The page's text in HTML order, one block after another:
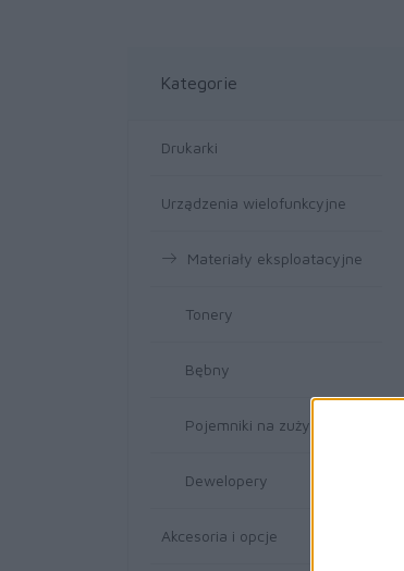
Kategorie
Drukarki
Urządzenia wielofunkcyjne
Materiały eksploatacyjne
Tonery
Bębny
Pojemniki na zużyte tonery
Dewelopery
Akcesoria i opcje